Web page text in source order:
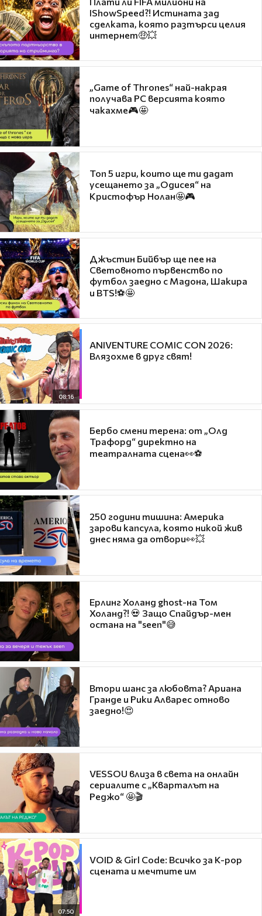
IShowSpeed?! Истината зад
сделката, която разтърси целия
интернет🤑💥
„Game of Thrones“ най-накрая
получава PC версията която
чакахме🎮🤩
Топ 5 игри, които ще ти дадат
усещането за „Одисея“ на
Кристофър Нолан🤩🎮
Джъстин Бийбър ще пее на
Световното първенство по
футбол заедно с Мадона, Шакира
и BTS!⚽🤩
08:16
ANIVENTURE COMIC CON 2026:
Влязохме в друг свят!
Бербо смени терена: от „Олд
Трафорд“ директно на
театралната сцена👀⚽
250 години тишина: Америка
зарови капсула, която никой жив
днес няма да отвори👀💥
Ерлинг Холанд ghost-на Том
Холанд?! 💀 Защо Спайдър-мен
остана на "seen"😅
Втори шанс за любовта? Ариана
Гранде и Рики Алварес отново
заедно!😍
VESSOU влиза в света на онлайн
сериалите с „Кварталът на
Реджо“ 🤩🎬
07:50
VOID & Girl Code: Всичко за K-pop
сцената и мечтите им